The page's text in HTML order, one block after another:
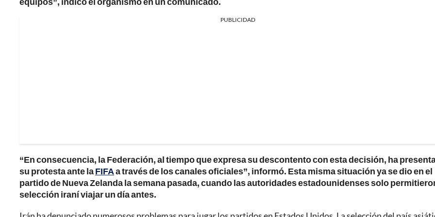
PUBLICIDAD
“En consecuencia, la Federación, al tiempo que expresa su descontento con esta decisión, ha
su protesta ante laFIFAa través de los canales oficiales”, informó. Esta misma situación ya se dio en el
partido de Nueva Zelanda la semana pasada, cuando las autoridades estadounidenses solo
selección iraní viajar un día antes.